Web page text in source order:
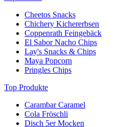
Cheetos Snacks
Chichery Kichererbsen
Coppenrath Feingebäck
El Sabor Nacho Chips
Lay's Snacks & Chips
Maya Popcorn
Pringles Chips
Top Produkte
Carambar Caramel
Cola Fröschli
Disch 5er Mocken